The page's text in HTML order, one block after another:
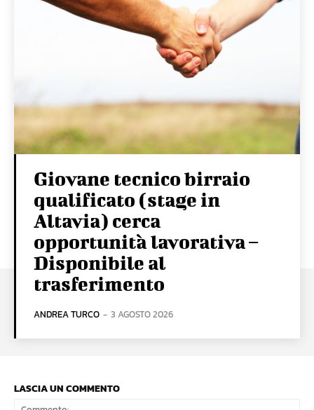
Giovane tecnico birraio
qualificato (stage in
Altavia) cerca
opportunità lavorativa –
Disponibile al
trasferimento
ANDREA TURCO - 3 AGOSTO 2026
LASCIA UN COMMENTO